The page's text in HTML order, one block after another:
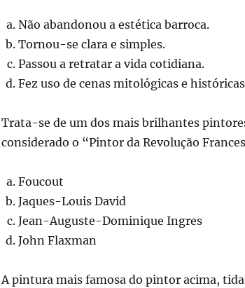
Não abandonou a estética barroca.
Tornou-se clara e simples.
Passou a retratar a vida cotidiana.
Fez uso de cenas mitológicas e
Trata-se de um dos mais brilhantes
considerado o “Pintor da Revolução
Foucout
Jaques-Louis David
Jean-Auguste-Dominique Ingres
John Flaxman
A pintura mais famosa do pintor acima,